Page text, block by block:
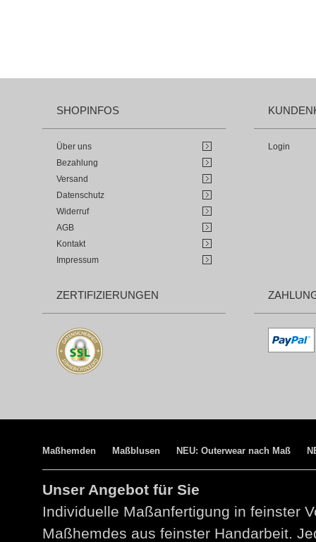
SHOPINFOS
Über uns
Bezahlung
Versand
Datenschutz
Widerruf
AGB
Kontakt
Impressum
Login
ZERTIFIZIERUNGEN
Maßhemden Maßblusen NEU: Outerwear nach Maß
Unser Angebot für Sie
Individuelle Maßanfertigung in feinster
Maßhemdes aus feinster Handarbeit.